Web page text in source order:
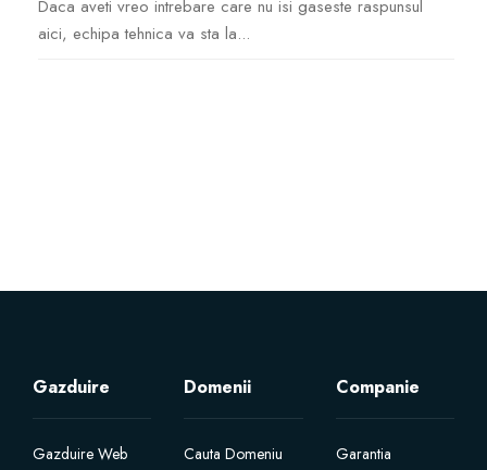
Counter Strike Go
Licente cPanel WHM / WHMSonic
Daca aveti vreo intrebare care nu isi gaseste raspunsul
aici, echipa tehnica va sta la...
Gazduire
Gazduire Web
Domenii
Cauta Domeniu
Companie
Garantia